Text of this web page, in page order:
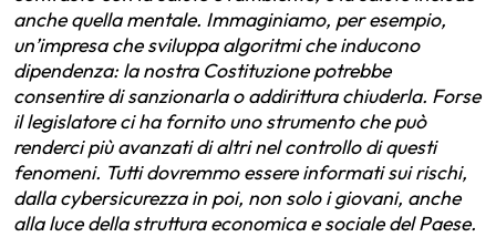
anche quella mentale. Immaginiamo, per esempio,
un’impresa che sviluppa algoritmi che inducono
dipendenza: la nostra Costituzione potrebbe
consentire di sanzionarla o addirittura chiuderla. Forse
il legislatore ci ha fornito uno strumento che può
renderci più avanzati di altri nel controllo di questi
fenomeni. Tutti dovremmo essere informati sui rischi,
dalla cybersicurezza in poi, non solo i giovani, anche
alla luce della struttura economica e sociale del Paese.